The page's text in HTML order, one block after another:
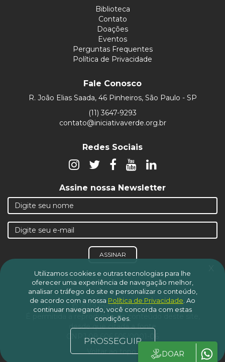
Biblioteca
Contato
Doações
Eventos
Perguntas Frequentes
Política de Privacidade
Fale Conosco
R. João Elias Saada, 46 Pinheiros, São Paulo - SP
(11) 3647-9293
contato@iniciativaverde.org.br
Redes Sociais
Assine nossa Newsletter
ASSINAR
© 2019 Iniciativa Verde.
É permitida a reprodução do conteúdo deste site,
desde que citada a fonte
CNPJ 08.606.505/0001-06
Voltar ao topo
x
Utilizamos cookies e outras tecnologias para lhe
oferecer uma experiência de navegação melhor,
analisar o tráfego do site e personalizar o conteúdo,
de acordo com a nossa Política de Privacidade Ao
continuar navegando, você concorda com estas
condições.
PROSSEGUIR
DOAR